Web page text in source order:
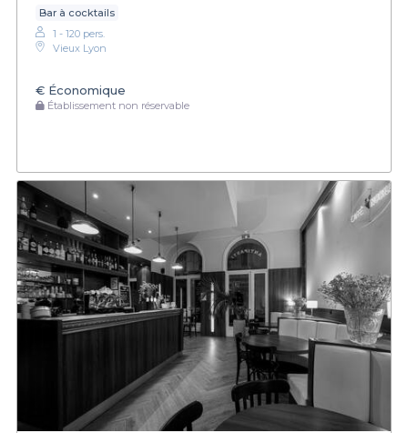
Bar à cocktails
1 - 120 pers.
Vieux Lyon
€ Économique
Établissement non réservable